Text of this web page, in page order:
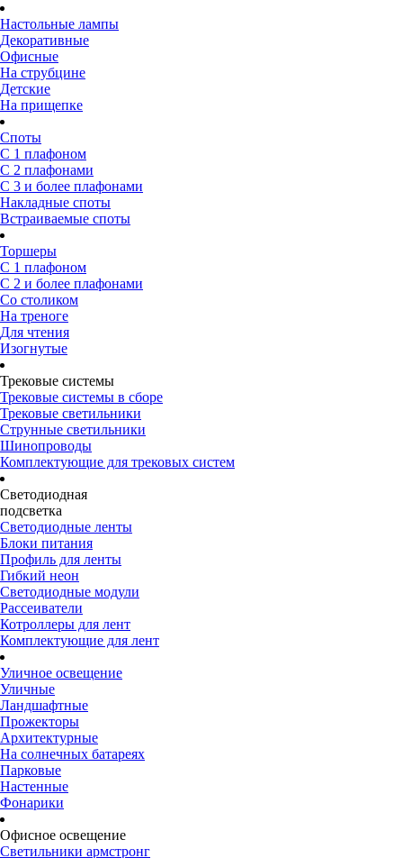
Настольные лампы
Декоративные
Офисные
На струбцине
Детские
На прищепке
Споты
С 1 плафоном
С 2 плафонами
С 3 и более плафонами
Накладные споты
Встраиваемые споты
Торшеры
С 1 плафоном
С 2 и более плафонами
Со столиком
На треноге
Для чтения
Изогнутые
Трековые системы
Трековые системы в сборе
Трековые светильники
Струнные светильники
Шинопроводы
Комплектующие для трековых систем
Светодиодная
подсветка
Светодиодные ленты
Блоки питания
Профиль для ленты
Гибкий неон
Светодиодные модули
Рассеиватели
Котроллеры для лент
Комплектующие для лент
Уличное освещение
Уличные
Ландшафтные
Прожекторы
Архитектурные
На солнечных батареях
Парковые
Настенные
Фонарики
Офисное освещение
Светильники армстронг